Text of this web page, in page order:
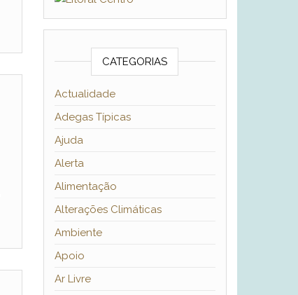
CATEGORIAS
Actualidade
Adegas Típicas
Ajuda
Alerta
Alimentação
Alterações Climáticas
Ambiente
Apoio
Ar Livre